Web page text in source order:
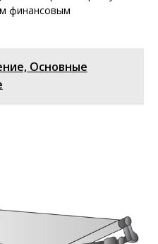
финансовым
Основные